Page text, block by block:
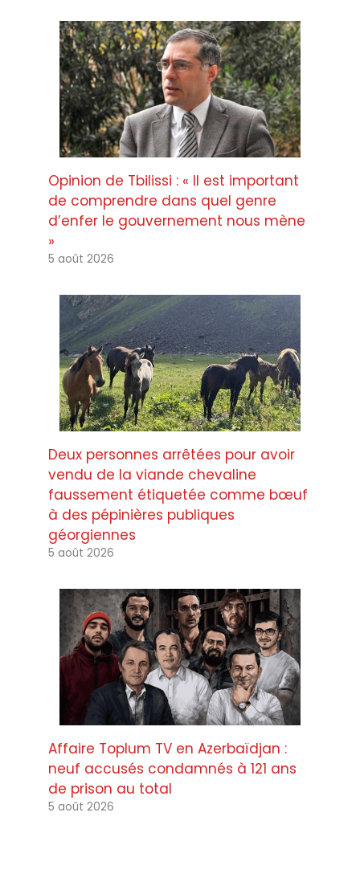
Opinion de Tbilissi : « Il est important
de comprendre dans quel genre
d’enfer le gouvernement nous mène
»
5 août 2026
Deux personnes arrêtées pour avoir
vendu de la viande chevaline
faussement étiquetée comme bœuf
à des pépinières publiques
géorgiennes
5 août 2026
Affaire Toplum TV en Azerbaïdjan :
neuf accusés condamnés à 121 ans
de prison au total
5 août 2026